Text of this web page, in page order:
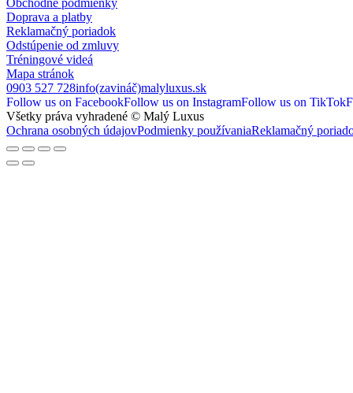
Obchodné podmienky
Doprava a platby
Reklamačný poriadok
Odstúpenie od zmluvy
Tréningové videá
Mapa stránok
0903 527 728info(zavináč)malyluxus.sk
Follow us on FacebookFollow us on InstagramFollow us on TikTok
Všetky práva vyhradené © Malý Luxus
Ochrana osobných údajovPodmienky používaniaReklamačný